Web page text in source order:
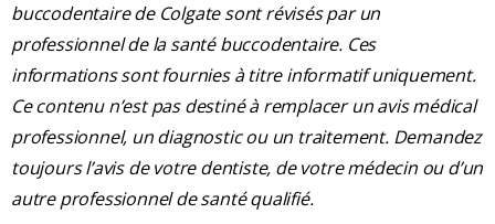
buccodentaire de Colgate sont révisés par un
professionnel de la santé buccodentaire. Ces
informations sont fournies à titre informatif uniquement.
Ce contenu n’est pas destiné à remplacer un avis médical
professionnel, un diagnostic ou un traitement. Demandez
toujours l’avis de votre dentiste, de votre médecin ou d’un
autre professionnel de santé qualifié.